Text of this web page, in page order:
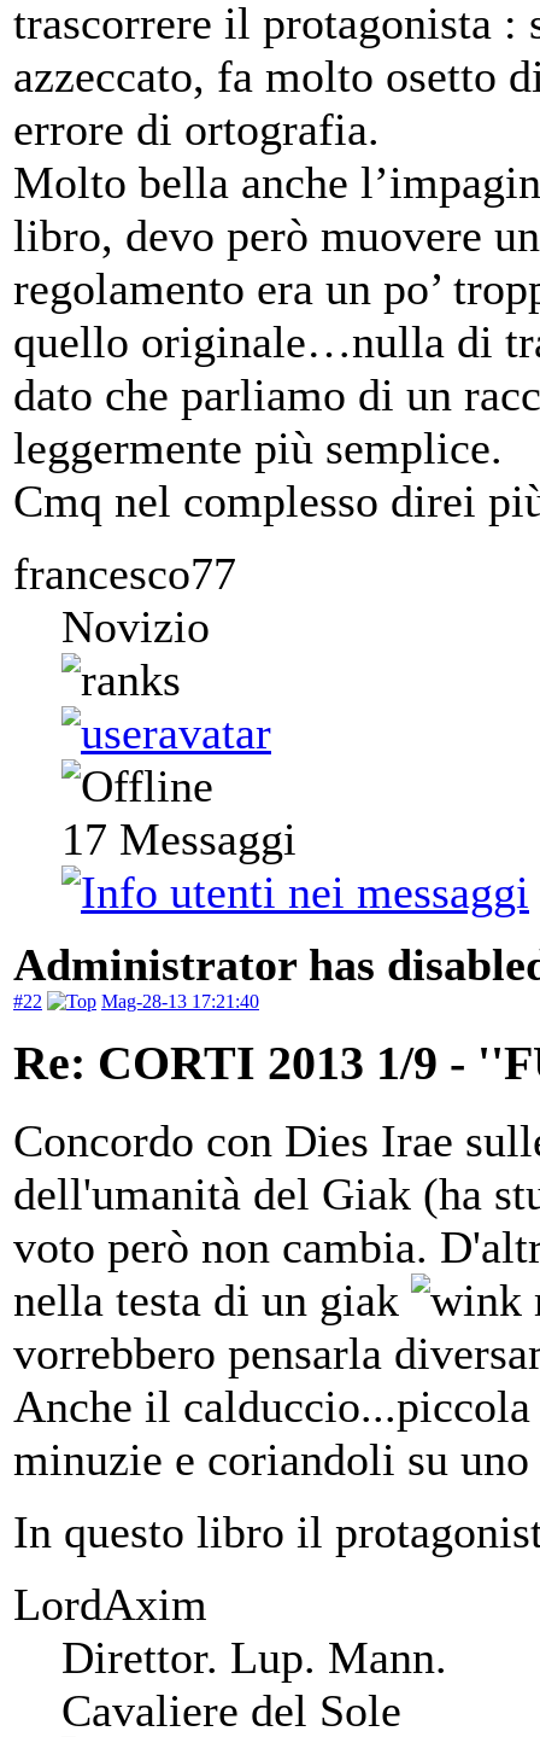
trascorrere il protagonista :
azzeccato, fa molto osetto
errore di ortografia.
Molto bella anche
libro, devo però muovere
regolamento era un po’
quello originale…nulla di
dato che parliamo di un
leggermente più semplice.
Cmq nel complesso direi
francesco77
Novizio
17 Messaggi
Administrator has
#22 Mag-28-13 17:21:40
Re: CORTI 2013 1/9 -
Concordo con Dies Irae
dell'umanità del Giak (ha
voto però non cambia.
nella testa di un giak
vorrebbero pensarla
Anche il
minuzie e coriandoli su
In questo libro il
LordAxim
Direttor. Lup. Mann.
Cavaliere del Sole